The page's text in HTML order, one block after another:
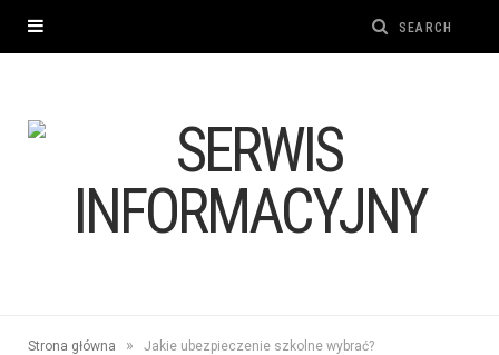
Strona główna » Jakie ubezpieczenie szkolne wybrać?